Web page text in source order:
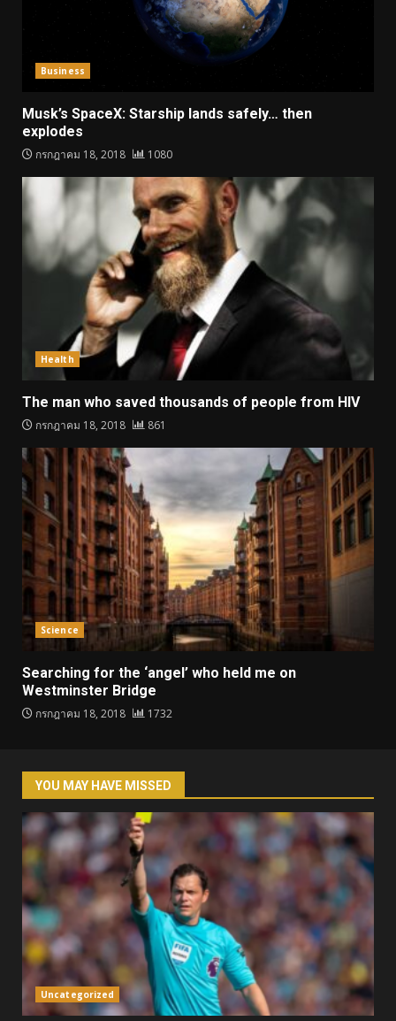
Business
Musk’s SpaceX: Starship lands safely… then
explodes
กรกฎาคม 18, 2018 1080
Health
The man who saved thousands of people from HIV
กรกฎาคม 18, 2018 861
Science
Searching for the ‘angel’ who held me on
Westminster Bridge
กรกฎาคม 18, 2018 1732
YOU MAY HAVE MISSED
Uncategorized